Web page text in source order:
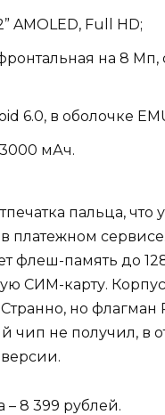
AMOLED, Full HD;
на 8 Мп,
6.0, в оболочке
3000 мАч.
пальца, что
платежном сервисе.
флеш-память до 128
СИМ-карту. Корпус
но флагман
чип не получил, в
8 399 рублей.